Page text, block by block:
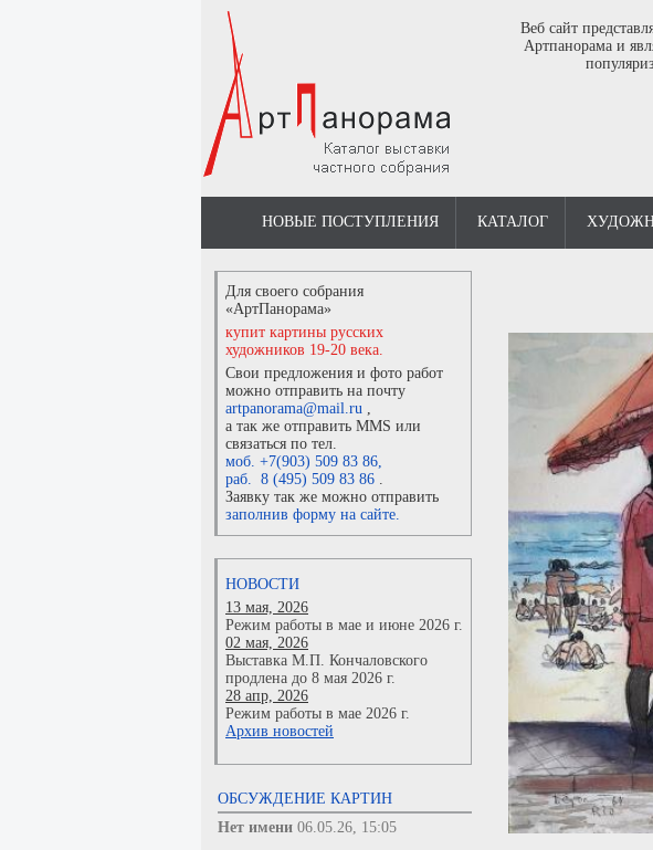
Веб сайт
Артпанорама и
НОВЫЕ ПОСТУПЛЕНИЯ КАТАЛОГ
Для своего собрания
«АртПанорама»
купит картины русских
художников 19-20 века.
Свои предложения и фото работ
можно отправить на почту
artpanorama@mail.ru ,
а так же отправить MMS или
связаться по тел.
моб. +7(903) 509 83 86,
раб. 8 (495) 509 83 86 .
Заявку так же можно отправить
заполнив форму на сайте.
НОВОСТИ
13 мая, 2026
Режим работы в мае и июне 2026 г.
02 мая, 2026
Выставка М.П. Кончаловского
продлена до 8 мая 2026 г.
28 апр, 2026
Режим работы в мае 2026 г.
Архив новостей
ОБСУЖДЕНИЕ КАРТИН
Нет имени 06.05.26, 15:05